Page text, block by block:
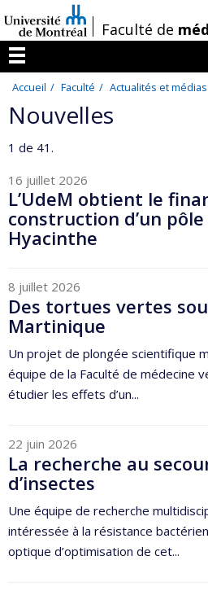
au
contenu
/Faculté de
Menu
Accueil Faculté Actualités et médias
Nouvelles
1 de 41.
16 juillet 2026
L’UdeM obtient le
construction d’un
Hyacinthe
8 juillet 2026
Des tortues vertes
Martinique
Un projet de plongée scientifique
équipe de la Faculté de médecine
étudier les effets d’un...
22 juin 2026
La recherche au
d’insectes
Une équipe de recherche
intéressée à la résistance
optique d’optimisation de cet...